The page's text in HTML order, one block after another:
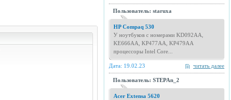
Пользователь: staruxa
HP Compaq 530
У ноутбуков с номерами KD092AA,
KE666AA, KP477AA, KP479AA
процессоры Intel Core...
читать далее
Дата: 19.02.23
Пользователь: STEPAn_2
Acer Extensa 5620